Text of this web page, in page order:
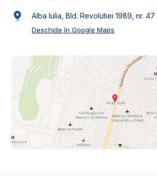
Alba Iulia, Bld. Revolutiei 1989, nr. 47
Deschide în Google Maps